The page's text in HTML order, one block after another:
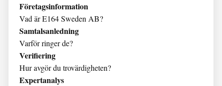
Företagsinformation
Vad är E164 Sweden AB?
Samtalsanledning
Varför ringer de?
Verifiering
Hur avgör du trovärdigheten?
Expertanalys